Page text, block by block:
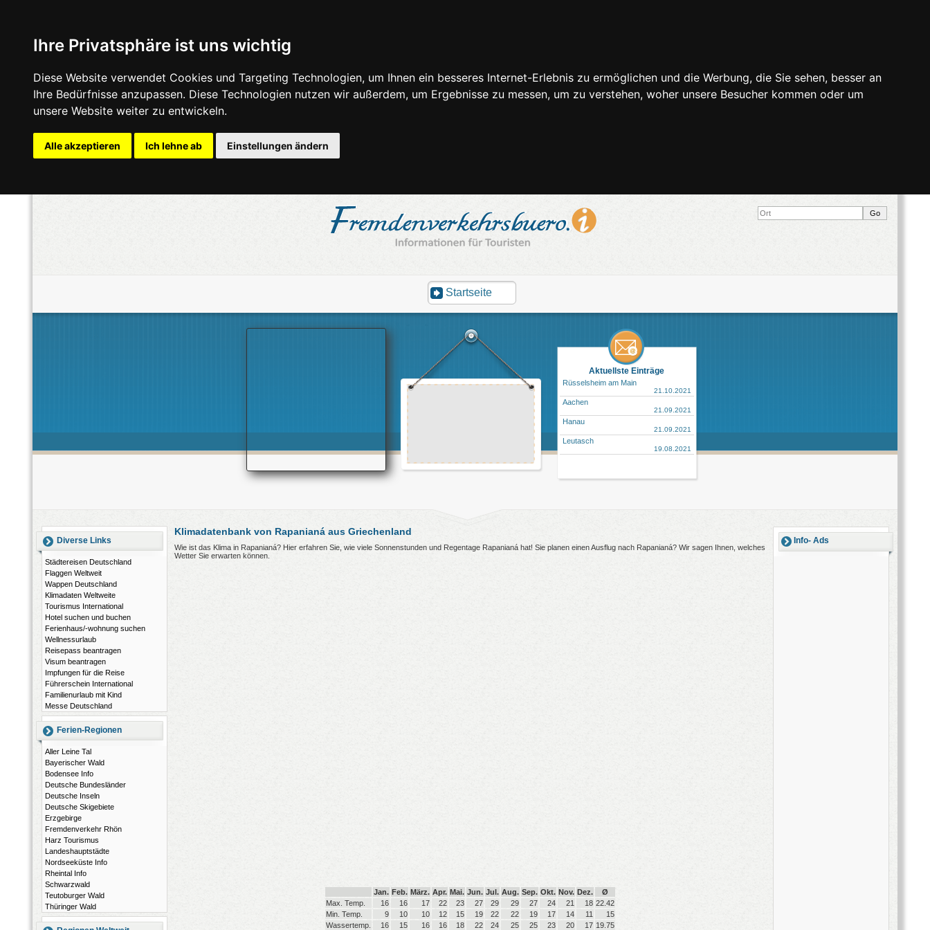
Ihre Privatsphäre ist uns wichtig
Diese Website verwendet Cookies und Targeting Technologien, um Ihnen ein besseres Internet-Erlebnis zu ermöglichen und die Werbung, die Sie sehen, besser an
Ihre Bedürfnisse anzupassen. Diese Technologien nutzen wir außerdem, um Ergebnisse zu messen, um zu verstehen, woher unsere Besucher kommen oder um
unsere Website weiter zu entwickeln.
Alle akzeptieren Ich lehne ab Einstellungen ändern
Startseite
Aktuellste Einträge
Rüsselsheim am Main
21.10.2021
Aachen
21.09.2021
Hanau
21.09.2021
Leutasch
19.08.2021
Diverse Links
Städtereisen Deutschland
Flaggen Weltweit
Wappen Deutschland
Klimadaten Weltweite
Tourismus International
Hotel suchen und buchen
Ferienhaus/-wohnung suchen
Wellnessurlaub
Reisepass beantragen
Visum beantragen
Impfungen für die Reise
Führerschein International
Familienurlaub mit Kind
Messe Deutschland
Ferien-Regionen
Aller Leine Tal
Bayerischer Wald
Bodensee Info
Deutsche Bundesländer
Deutsche Inseln
Deutsche Skigebiete
Erzgebirge
Fremdenverkehr Rhön
Harz Tourismus
Landeshauptstädte
Nordseeküste Info
Rheintal Info
Schwarzwald
Teutoburger Wald
Thüringer Wald
Info- Ads
Klimadatenbank von Rapanianá aus Griechenland
Wie ist das Klima in Rapanianá? Hier erfahren Sie, wie viele Sonnenstunden und Regentage Rapanianá hat! Sie planen einen Ausflug nach Rapanianá? Wir sagen Ihnen, welches
Wetter Sie erwarten können.
Jan. Feb. März. Apr. Mai. Jun. Jul. Aug. Sep. Okt. Nov. Dez.
Ø
Max. Temp.
16 16 17 22 23 27 29 29 27 24 21 18 22.42
Min. Temp.
9 10 10 12 15 19 22 22 19 17 14 11
15
Wassertemp.
16 15 16 16 18 22 24 25 25 23 20 17 19.75